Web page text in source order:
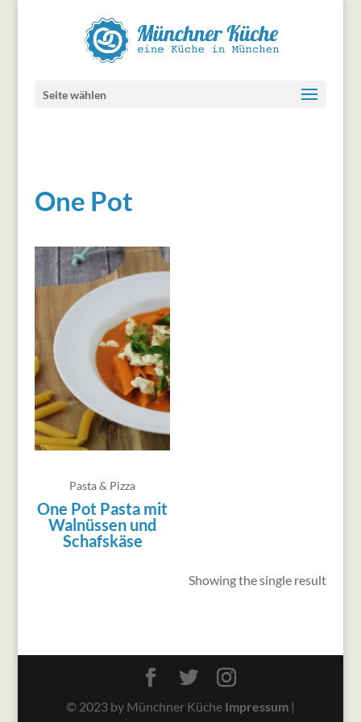
Seite wählen
One Pot
Pasta & Pizza
One Pot Pasta mit
Walnüssen und
Schafskäse
Showing the single result
© 2023 by Münchner Küche Impressum|